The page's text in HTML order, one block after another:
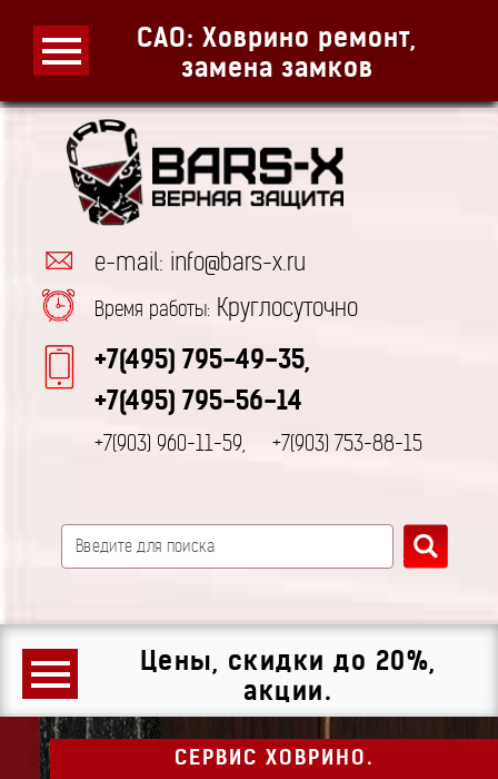
САО: Ховрино ремонт,
замена замков
e-mail: info@bars-x.ru
Время работы: Круглосуточно
+7(495) 795-49-35,
+7(495) 795-56-14
+7(903) 960-11-59, +7(903) 753-88-15
Цены, скидки до 20%,
акции.
СЕРВИС ХОВРИНО.